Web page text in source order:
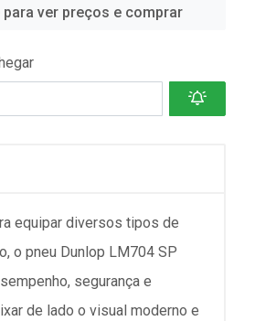
ver preços e comprar
equipar diversos tipos de
o pneu Dunlop LM704 SP
segurança e
de lado o visual moderno e